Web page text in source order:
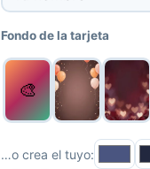
Fondo de la tarjeta
🎨
…o crea el tuyo: